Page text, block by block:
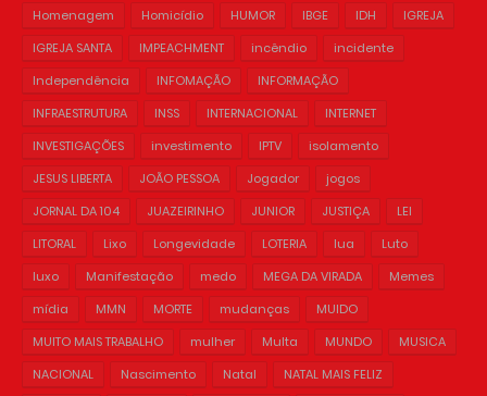
Homenagem
Homicídio HUMOR IBGE IDH
IGREJA
IGREJA SANTA
IMPEACHMENT incêndio
incidente
Independência
INFOMAÇÃO
INFORMAÇÃO
INFRAESTRUTURA
INSS INTERNACIONAL
INTERNET
INVESTIGAÇÕES
investimento IPTV
isolamento
JESUS LIBERTA
JOÃO PESSOA Jogador
jogos
JORNAL DA 104
JUAZEIRINHO JUNIOR JUSTIÇA
LEI
LITORAL
Lixo Longevidade LOTERIA lua
Luto
luxo
Manifestação medo MEGA DA VIRADA
Memes
mídia
MMN MORTE mudanças
MUIDO
MUITO MAIS TRABALHO
mulher Multa MUNDO
MUSICA
NACIONAL
Nascimento Natal
NATAL MAIS FELIZ